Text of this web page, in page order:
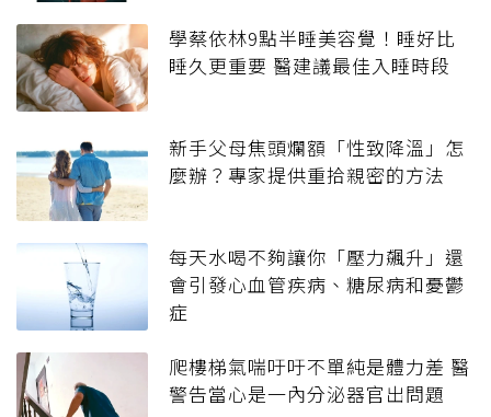
學蔡依林9點半睡美容覺！睡好比
睡久更重要 醫建議最佳入睡時段
新手父母焦頭爛額「性致降溫」怎
麼辦？專家提供重拾親密的方法
每天水喝不夠讓你「壓力飆升」還
會引發心血管疾病、糖尿病和憂鬱
症
爬樓梯氣喘吁吁不單純是體力差 醫
警告當心是一內分泌器官出問題